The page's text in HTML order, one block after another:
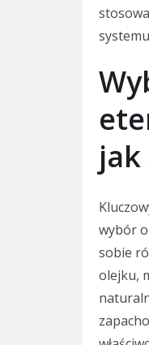
wybór
sobie
olejku,